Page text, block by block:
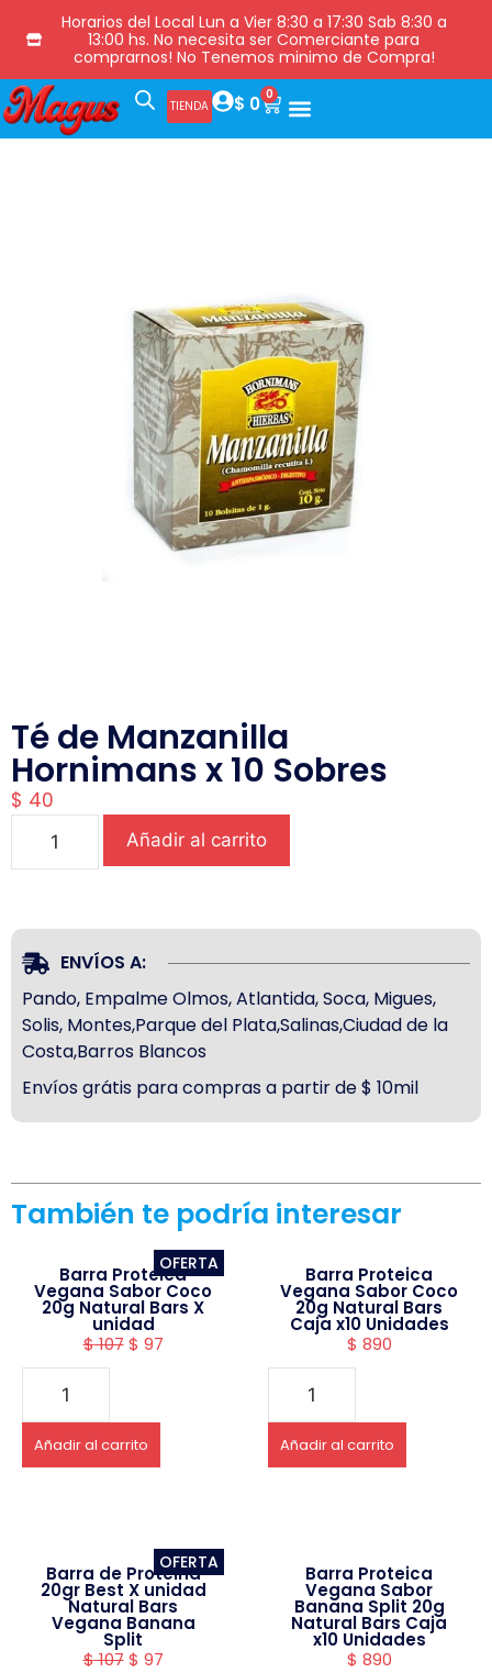
Horarios del Local Lun a Vier 8:30 a 17:30 Sab 8:30 a
13:00 hs. No necesita ser Comerciante para
comprarnos! No Tenemos minimo de Compra!
TIENDA $ 0 0
Té de Manzanilla
Hornimans x 10 Sobres
$ 40
Añadir al carrito
ENVÍOS A:
Pando, Empalme Olmos, Atlantida, Soca, Migues,
Solis, Montes,Parque del Plata,Salinas,Ciudad de la
Costa,Barros Blancos
Envíos grátis para compras a partir de $ 10mil
También te podría interesar
OFERTA
Barra Proteica
Vegana Sabor Coco
20g Natural Bars X
unidad
$107 $ 97
Añadir al carrito
Barra Proteica
Vegana Sabor Coco
20g Natural Bars
Caja x10 Unidades
$ 890
Añadir al carrito
OFERTA
Barra de Proteina
20gr Best X unidad
Natural Bars
Vegana Banana
Split
$107 $ 97
Barra Proteica
Vegana Sabor
Banana Split 20g
Natural Bars Caja
x10 Unidades
$ 890